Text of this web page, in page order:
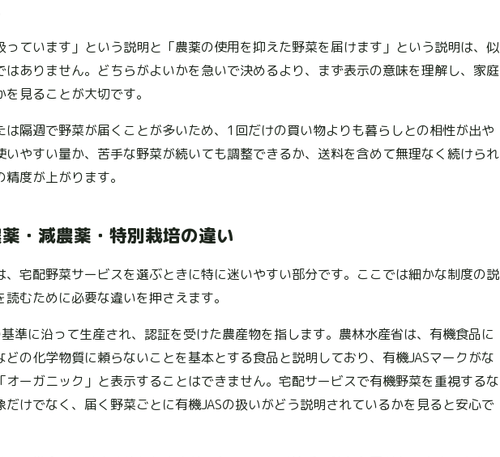
っています」という説明と「農薬の使用を抑えた野菜を届けます」という説明は、似
はありません。どちらがよいかを急いで決めるより、まず表示の意味を理解し、家庭
見ることが大切です。
は隔週で野菜が届くことが多いため、1回だけの買い物よりも暮らしとの相性が出や
いやすい量か、苦手な野菜が続いても調整できるか、送料を含めて無理なく続けられ
度が上がります。
・減農薬・特別栽培の違い
、宅配野菜サービスを選ぶときに特に迷いやすい部分です。ここでは細かな制度の説
むために必要な違いを押さえます。
準に沿って生産され、認証を受けた農産物を指します。農林水産省は、有機食品に
どの化学物質に頼らないことを基本とする食品と説明しており、有機JASマークがな
オーガニック」と表示することはできません。宅配サービスで有機野菜を重視するな
だけでなく、届く野菜ごとに有機JASの扱いがどう説明されているかを見ると安心で